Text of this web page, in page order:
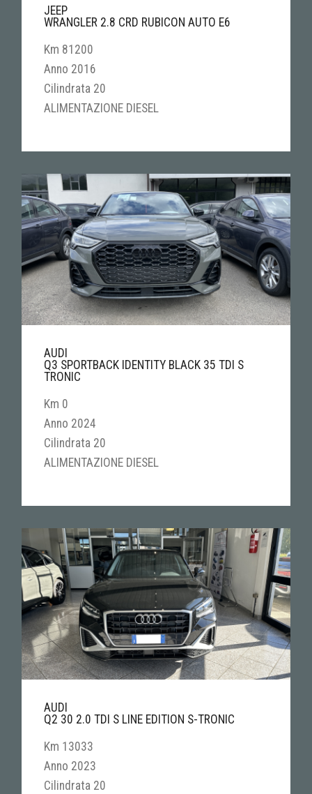
JEEP
WRANGLER 2.8 CRD RUBICON AUTO E6
Km 81200
Anno 2016
Cilindrata 20
ALIMENTAZIONE DIESEL
AUDI
Q3 SPORTBACK IDENTITY BLACK 35 TDI S
TRONIC
Km 0
Anno 2024
Cilindrata 20
ALIMENTAZIONE DIESEL
AUDI
Q2 30 2.0 TDI S LINE EDITION S-TRONIC
Km 13033
Anno 2023
Cilindrata 20